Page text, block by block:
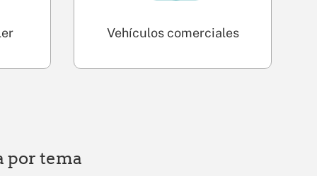
Vehículos comerciales
por tema